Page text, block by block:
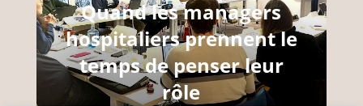
Quand les managers
hospitaliers prennent le
temps de penser leur
rôle